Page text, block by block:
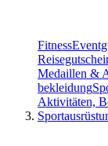
Fitness
Medaillen &
bekleidung
Aktivitäten,